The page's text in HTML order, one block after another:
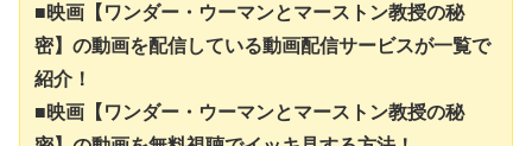
■映画【ワンダー・ウーマンとマーストン教授の秘
密】の動画を配信している動画配信サービスが一覧で
紹介！
■映画【ワンダー・ウーマンとマーストン教授の秘